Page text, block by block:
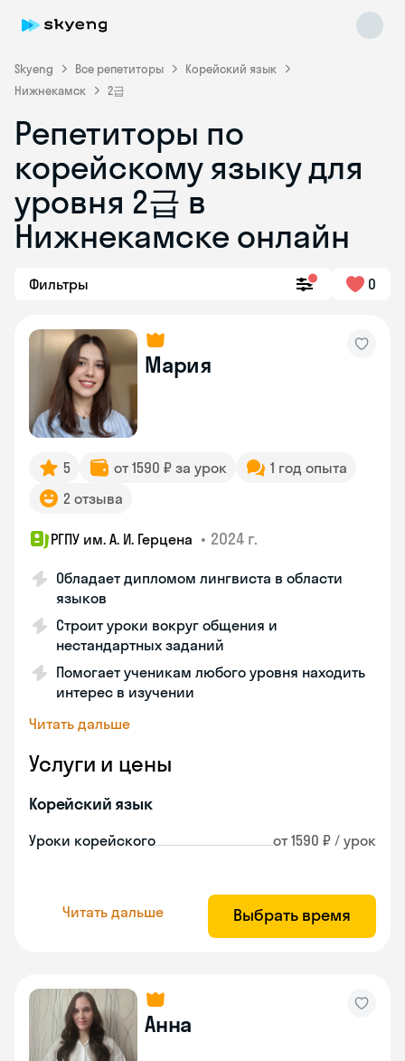
Skyeng Все репетиторы
Корейский язык
Нижнекамск
2급
Репетиторы по
корейскому языку для
уровня 2급 в
Нижнекамске онлайн
Фильтры 0
Мария
5 от 1590 ₽ за урок
1 год опыта
2 отзыва
РГПУ им. А. И. Герцена • 2024 г.
Обладает дипломом лингвиста в области
языков
Строит уроки вокруг общения и
нестандартных заданий
Помогает ученикам любого уровня находить
интерес в изучении
Читать дальше
Услуги и цены
Корейский язык
Уроки корейского от 1590 ₽ / урок
Читать дальше Выбрать время
Анна
online